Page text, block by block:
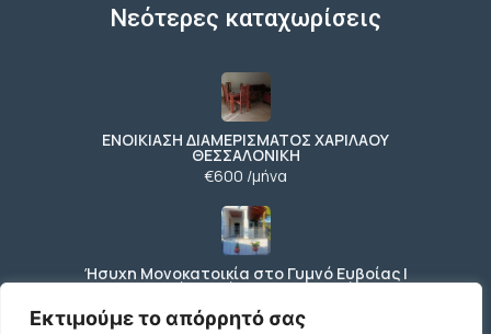
Εκτιμούμε το απόρρητό σας
Νεότερες καταχωρίσεις
ΕΝΟΙΚΙΑΣΗ ΔΙΑΜΕΡΙΣΜΑΤΟΣ ΧΑΡΙΛΑΟΥ
ΘΕΣΣΑΛΟΝΙΚΗ
€600 /μήνα
Ήσυχη Μονοκατοικία στο Γυμνό Ευβοίας |
Κοντά σε Θάλασσα & Βουνό
€52 /μήνα